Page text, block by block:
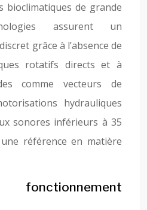
bioclimatiques de grande
assurent un
grâce à l’absence de
rotatifs directs et à
comme vecteurs de
hydrauliques
sonores inférieurs à 35
référence en matière